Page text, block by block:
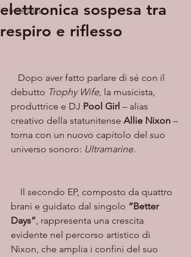
Interviste
elettronica sospesa tra
respiro e riflesso
debutto Trophy Wife, la musicista,
produttrice e DJ Pool Girl – alias
creativo della statunitense Allie Nixon –
torna con un nuovo capitolo del suo
universo sonoro: Ultramarine.
brani e guidato dal singolo “Better
Days”, rappresenta una crescita
evidente nel percorso artistico di
Nixon, che amplia i confini del suo